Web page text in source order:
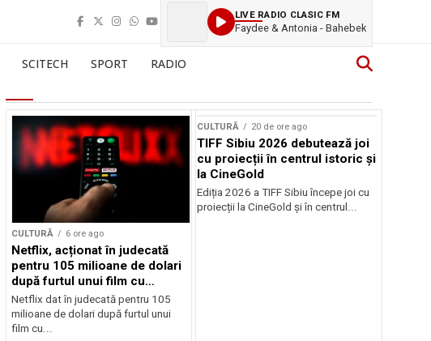
LIVE RADIO CLASIC FM
Faydee & Antonia - Bahebek
SCITECH SPORT RADIO
CULTURĂ 6 ore ago
Netflix, acționat în judecată
pentru 105 milioane de dolari
după furtul unui film cu
Nicolas Cage
Netflix dat în judecată pentru 105
milioane de dolari după furtul unui
film cu...
CULTURĂ 20 de ore ago
TIFF Sibiu 2026 debutează joi
cu proiecții în centrul istoric și
la CineGold
Ediția 2026 a TIFF Sibiu începe joi cu
proiecții la CineGold și în centrul...